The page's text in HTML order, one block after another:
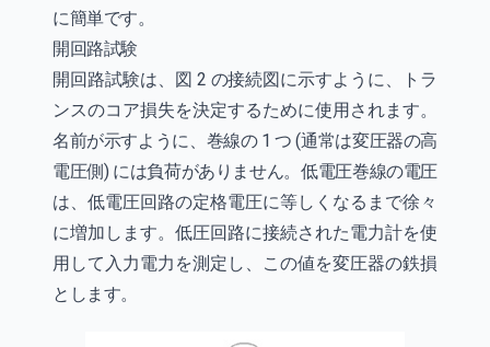
に簡単です。
開回路試験
開回路試験は、図 2 の接続図に示すように、トラ
ンスのコア損失を決定するために使用されます。
名前が示すように、巻線の 1 つ (通常は変圧器の高
電圧側) には負荷がありません。低電圧巻線の電圧
は、低電圧回路の定格電圧に等しくなるまで徐々
に増加します。低圧回路に接続された電力計を使
用して入力電力を測定し、この値を変圧器の鉄損
とします。